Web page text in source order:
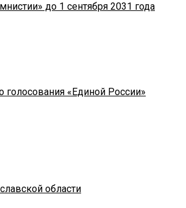
до 1 сентября 2031 года
голосования «Единой России»
области